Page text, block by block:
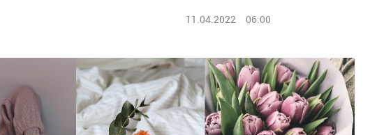
11.04.2022 06:00